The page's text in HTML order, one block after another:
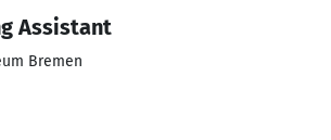
Assistant
Bremen